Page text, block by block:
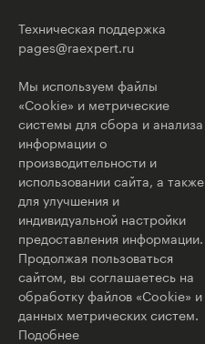
Техническая поддержка
pages@raexpert.ru
Мы используем файлы
«Cookie» и метрические
системы для сбора и анализа
информации о
производительности и
использовании сайта, а также
для улучшения и
индивидуальной настройки
предоставления информации.
Продолжая пользоваться
сайтом, вы соглашаетесь на
обработку файлов «Cookie» и
данных метрических систем.
Подобнее